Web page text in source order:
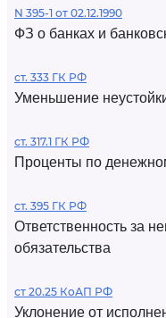
N 395-1 от 02.12.1990
ФЗ о банках и
ст. 333 ГК РФ
Уменьшение
ст. 317.1 ГК РФ
Проценты по
ст. 395 ГК РФ
Ответственность за
обязательства
ст 20.25 КоАП РФ
Уклонение от